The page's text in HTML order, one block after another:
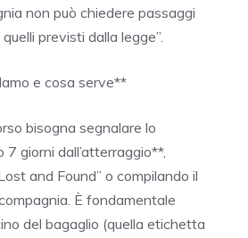
non può chiedere passaggi
previsti dalla legge”.
e cosa serve**
bisogna segnalare lo
giorni dall’atterraggio**,
and Found” o compilando il
È fondamentale
del bagaglio (quella etichetta